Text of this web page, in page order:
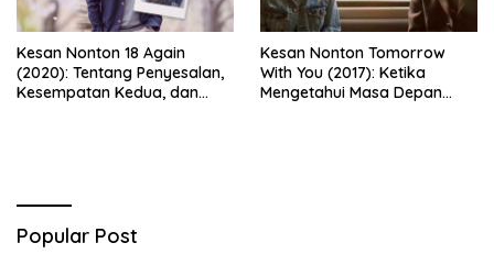
Kesan Nonton 18 Again
(2020): Tentang Penyesalan,
Kesempatan Kedua, dan
Kesan Nonton Tomorrow
With You (2017): Ketika
Mengetahui Masa Depan
Popular Post